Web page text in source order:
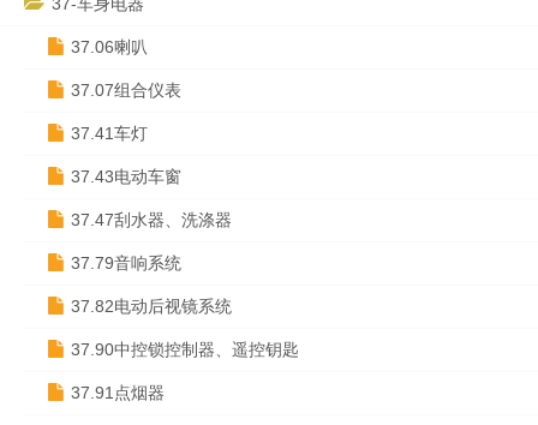
37.06喇叭
37.07组合仪表
37.41车灯
37.43电动车窗
37.47刮水器、洗涤器
37.79音响系统
37.82电动后视镜系统
37.90中控锁控制器、遥控钥匙
37.91点烟器